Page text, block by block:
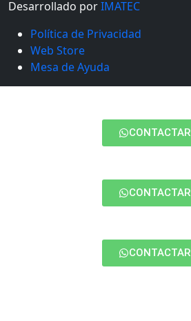
Desarrollado porIMATEC
Política de Privacidad
Web Store
Mesa de Ayuda
CONTACTAR
CONTACTAR
CONTACTAR